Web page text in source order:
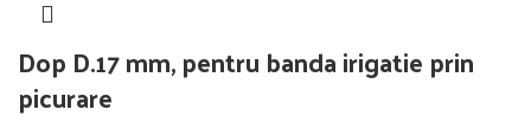
Dop D.17 mm, pentru banda irigatie prin
picurare